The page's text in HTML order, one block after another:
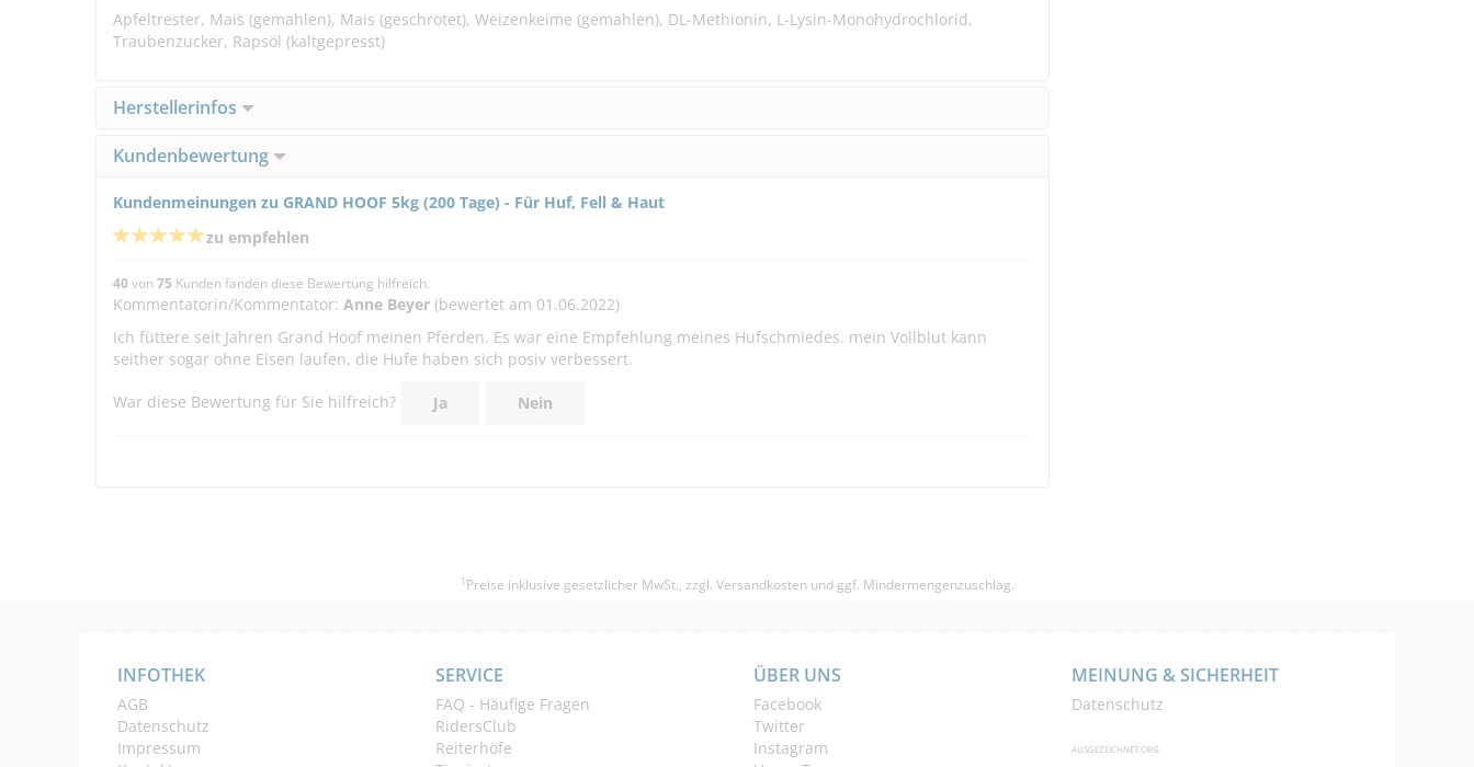
Apfeltrester, Mais (gemahlen), Mais (geschrotet), Weizenkeime (gemahlen), DL-Methionin, L-Lysin-Monohydrochlorid,
Traubenzucker, Rapsöl (kaltgepresst)
Herstellerinfos
Kundenbewertung
Kundenmeinungen zu GRAND HOOF 5kg (200 Tage) - Für Huf, Fell & Haut
zu empfehlen
40von75 Kunden fanden diese Bewertung hilfreich.
Kommentatorin/Kommentator: Anne Beyer (bewertet am 01.06.2022)
Ich füttere seit Jahren Grand Hoof meinen Pferden. Es war eine Empfehlung meines Hufschmiedes. mein Vollblut kann
seither sogar ohne Eisen laufen, die Hufe haben sich posiv verbessert.
War diese Bewertung für Sie hilfreich? Ja Nein
1 Preise inklusive gesetzlicher MwSt., zzgl. Versandkostenund ggf. Mindermengenzuschlag.
INFOTHEK
AGB
Datenschutz
Impressum
SERVICE
FAQ - Häufige Fragen
RidersClub
Reiterhöfe
ÜBER UNS
Facebook
Twitter
Instagram
MEINUNG & SICHERHEIT
Datenschutz
AUSGEZEICHNET.ORG